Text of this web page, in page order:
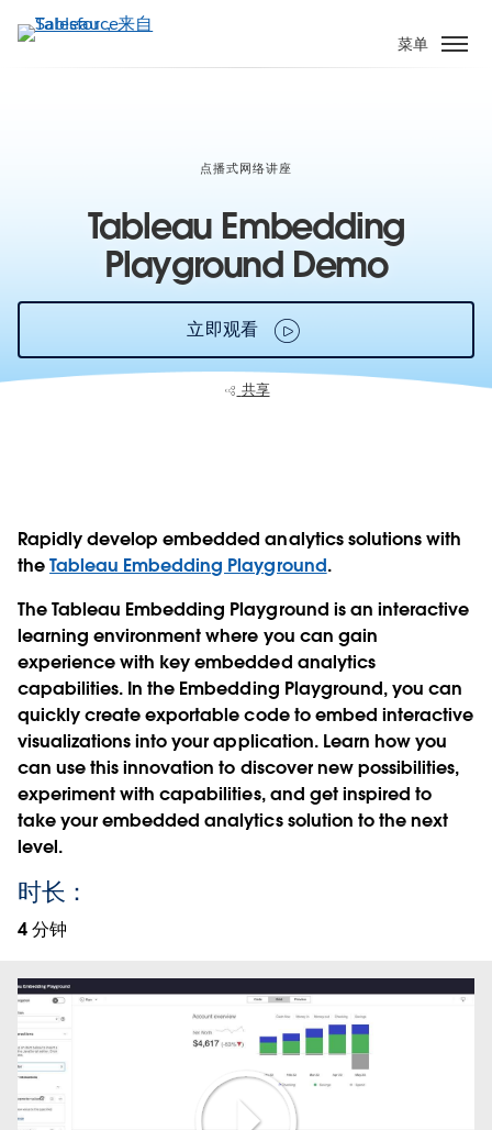
转
菜单
点播式网络讲座
Tableau Embedding
Playground Demo
立即观看
共享
Rapidly develop embedded analytics solutions with
theTableau Embedding Playground.
The Tableau Embedding Playground is an interactive
learning environment where you can gain
experience with key embedded analytics
capabilities. In the Embedding Playground, you can
quickly create exportable code to embed interactive
visualizations into your application. Learn how you
can use this innovation to discover new possibilities,
experiment with capabilities, and get inspired to
take your embedded analytics solution to the next
level.
时长：
4 分钟